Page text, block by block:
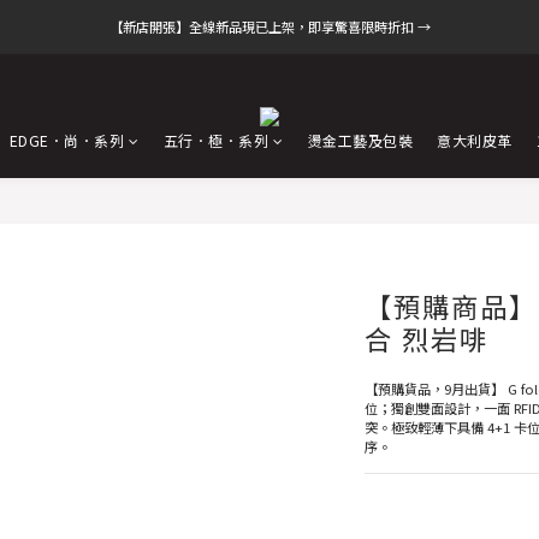
【新店開張】全線新品現已上架，即享驚喜限時折扣 →
EDGE．尚．系列 五行．極．系列 燙金工藝及包裝 意大利皮革
【預購商品
合 烈岩啡
【預購貨品，9月出貨】 G
位；獨創雙面設計，一面
突。極致輕薄下具備 4+1 卡
序。